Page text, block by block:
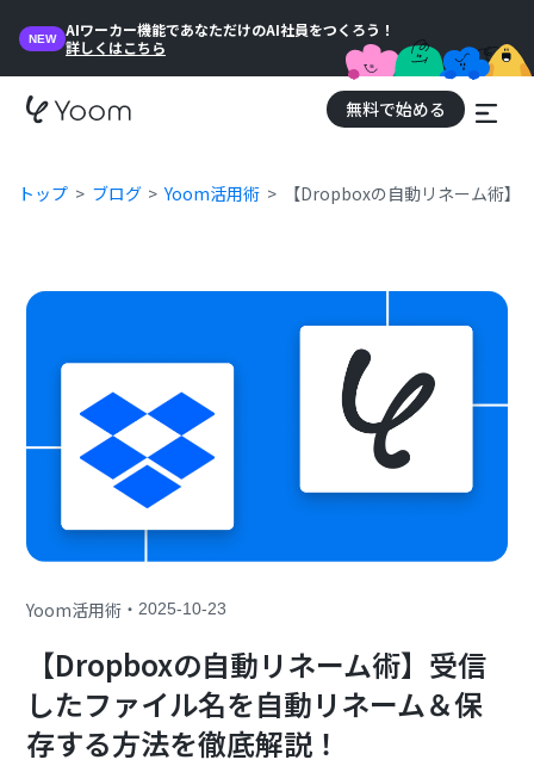
NEW
AIワーカー機能であなただけのAI社員をつくろう！
詳しくはこちら
無料で始める
トップ ブログ Yoom活用術 【Dropboxの自動リネーム術】
Yoom活用術 ・2025-10-23
【Dropboxの自動リネーム術】受信
したファイル名を自動リネーム＆保
存する方法を徹底解説！